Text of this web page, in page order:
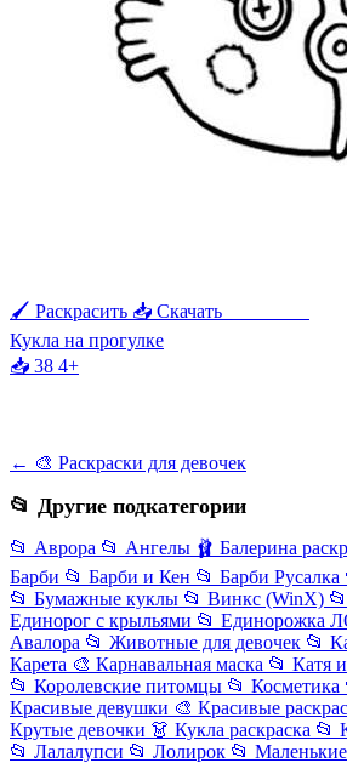
🖌 Раскрасить 📥 Скачать
Кукла на прогулке
📥 38 4+
← 🎨 Раскраски для девочек
📂 Другие подкатегории
📂 Аврора 📂 Ангелы 🩰 Балерина
Барби 📂 Барби и Кен 📂 Барби Русалка
📂 Бумажные куклы 📂 Винкс (WinX) 📂
Единорог с крыльями 📂 Единорожка
Авалора 📂 Животные для девочек 📂
Карета 🎨 Карнавальная маска 📂 Катя
📂 Королевские питомцы 📂 Косметика
Красивые девушки 🎨 Красивые
Крутые девочки 👗 Кукла раскраска 📂
📂 Лалалупси 📂 Лолирок 📂